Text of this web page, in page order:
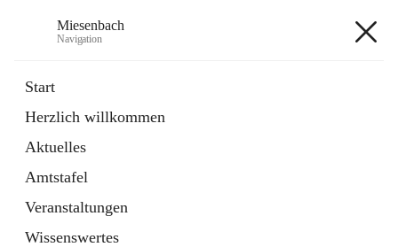
Miesenbach
Navigation
Start
Herzlich willkommen
Aktuelles
Amtstafel
Veranstaltungen
Wissenswertes
Externe Webseite
in
Tab
Region Schneebergland
Externe Webseite
öffnet
in
neuem
Tab